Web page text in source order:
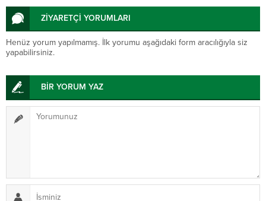
ZİYARETÇİ YORUMLARI
Henüz yorum yapılmamış. İlk yorumu aşağıdaki form aracılığıyla siz
yapabilirsiniz.
BİR YORUM YAZ